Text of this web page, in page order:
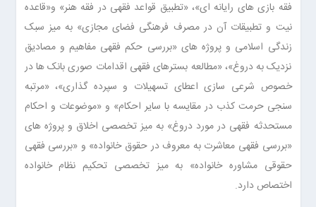
فقه بازی های رایانه ای»، «تطبیق قواعد فقهی در فقه هنر» و«قاعده
نیت و تطبیقات آن در مصرف فرهنگی فضای مجازی» به میز سبک
زندگی اسلامی و پروژه های «بررسی حکم فقهی مفاهیم و مصادیق
نزدیک به دروغ»، «مطالعه بسترهای فقهی اقدامات صوری بانک ها در
خصوص شرعی سازی اعطای تسهیلات و سپرده گذاری»، «مرتبه
سنجی حرمت کذب در مقایسه با سایر احکام» و «موضوعات و احکام
مستحدثه فقهی در مورد دروغ» به میز تخصصی اخلاق و پروژه های
«بررسی فقهی معاشرت به معروف در حقوق خانواده» و «بررسی فقهی
حقوقی مشاوره خانواده» به میز تخصصی تحکیم نظام خانواده
اختصاص دارد.